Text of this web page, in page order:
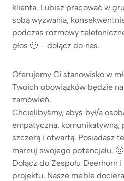
klienta. Lubisz pracować w
sobą wyzwania,
podczas rozmowy
głos 🙂 – dołącz do nas.
Oferujemy Ci stanowisko w
Twoich obowiązków będzie
zamówień.
Chcielibyśmy, abyś był/a
empatyczną, komunikatywną,
szczerą i otwartą. Posiadasz
marnuj swojego potencjału.
Dołącz do Zespołu
projektu. Nasze meble